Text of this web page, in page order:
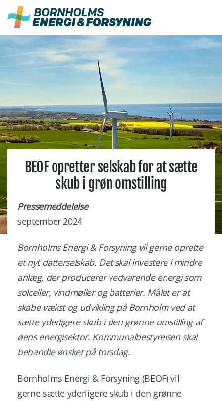
Fortsæt
indhold
BEOF opretter selskab for at sætte
skub i grøn omstilling
Pressemeddelelse
september 2024
Bornholms Energi & Forsyning vil gerne oprette
et nyt datterselskab. Det skal investere i mindre
anlæg, der producerer vedvarende energi som
solceller, vindmøller og batterier. Målet er at
skabe vækst og udvikling på Bornholm ved at
sætte yderligere skub i den grønne omstilling af
øens energisektor. Kommunalbestyrelsen skal
behandle ønsket på torsdag.
Bornholms Energi & Forsyning (BEOF) vil
gerne sætte yderligere skub i den grønne